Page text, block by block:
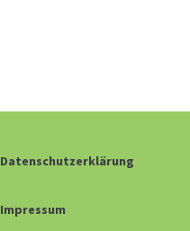
Datenschutzerklärung
Impressum